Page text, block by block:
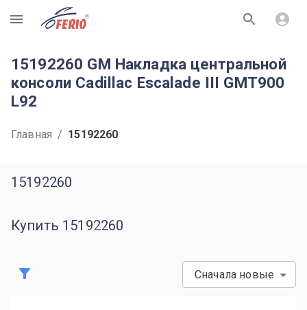
R
15192260 GM Накладка центральной
консоли Cadillac Escalade III GMT900
L92
Главная / 15192260
15192260
Купить 15192260
Сначала новые